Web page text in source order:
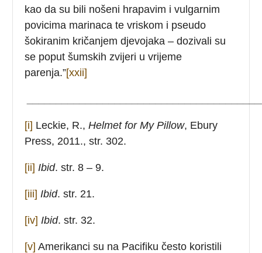
kao da su bili nošeni hrapavim i vulgarnim
povicima marinaca te vriskom i pseudo
šokiranim kričanjem djevojaka – dozivali su
se poput šumskih zvijeri u vrijeme
parenja.”[xxii]
[i] Leckie, R.,Helmet for My Pillow, Ebury
Press, 2011., str. 302.
[ii] Ibid. str. 8 – 9.
[iii] Ibid. str. 21.
[iv] Ibid. str. 32.
[v] Amerikanci su na Pacifiku često koristili